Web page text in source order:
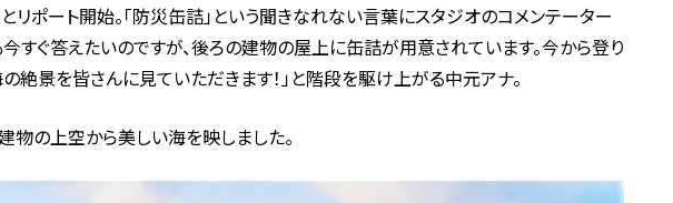
リポート開始。「防災缶詰」という聞きなれない言葉にスタジオのコメンテーター
今すぐ答えたいのですが、後ろの建物の屋上に缶詰が用意されています。今から登り
の絶景を皆さんに見ていただきます！」と階段を駆け上がる中元アナ。
の上空から美しい海を映しました。